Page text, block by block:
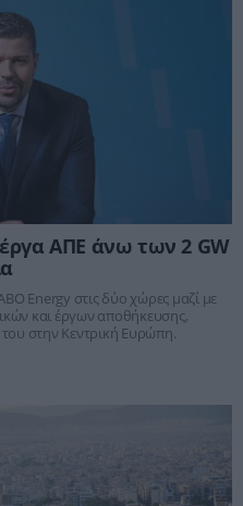
ΑΠΕ άνω των 2 GW
Energy στις δύο χώρες μαζί με
και έργων αποθήκευσης,
στην Κεντρική Ευρώπη.